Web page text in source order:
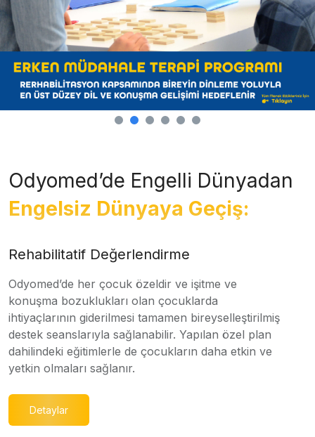
Odyomed’de Engelli Dünyadan
Engelsiz Dünyaya Geçiş:
Rehabilitatif Değerlendirme
Odyomed’de her çocuk özeldir ve işitme ve
konuşma bozuklukları olan çocuklarda
ihtiyaçlarının giderilmesi tamamen bireyselleştirilmiş
destek seanslarıyla sağlanabilir. Yapılan özel plan
dahilindeki eğitimlerle de çocukların daha etkin ve
yetkin olmaları sağlanır.
Detaylar